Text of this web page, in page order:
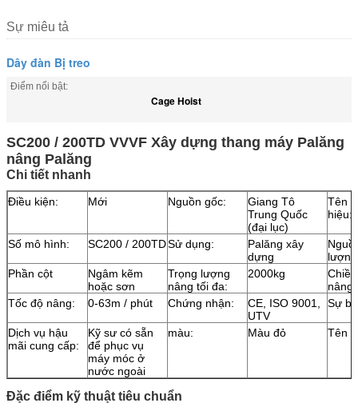
Sự miêu tả
Dây đàn Bị treo
Điểm nổi bật:
Cage Hoist
SC200 / 200TD VVVF Xây dựng thang máy Palăng
nâng Palăng
Chi tiết nhanh
Điều kiện: Mới Nguồn gốc:
Giang Tô
Trung Quốc
(đại lục)
Tên
hiệu:
Số mô hình: SC200 / 200TDSử dụng:
Palăng xây
dựng
Phần cột
Ngâm kẽm
hoặc sơn
Trọng lượng
nâng tối đa:
2000kg
nâng
Tốc độ nâng:
0-63m / phút Chứng nhận:
CE, ISO 9001,
UTV
Sự
Dịch vụ hậu
mãi cung cấp:
Kỹ sư có sẵn
để phục vụ
máy móc ở
nước ngoài
màu: Màu đỏ Tên
Đặc điểm kỹ thuật tiêu chuẩn